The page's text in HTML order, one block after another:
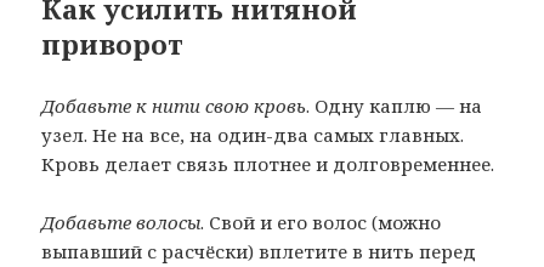
Как усилить нитяной
приворот
Добавьте к нити свою кровь. Одну каплю — на
узел. Не на все, на один-два самых главных.
Кровь делает связь плотнее и долговременнее.
Добавьте волосы. Свой и его волос (можно
выпавший с расчёски) вплетите в нить перед